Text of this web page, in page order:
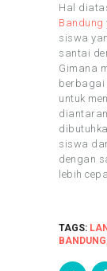
Hal
Bandung
siswa
santai
Gimana
berbagai
untuk
siswa
dengan
lebih
TAGS:
BANDUNG